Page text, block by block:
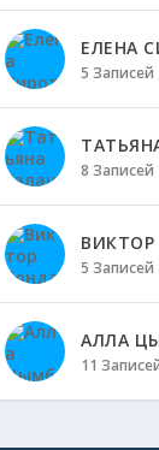
ЕЛЕНА
5 Записей
8 Записей
ВИКТОР
5 Записей
АЛЛА
11